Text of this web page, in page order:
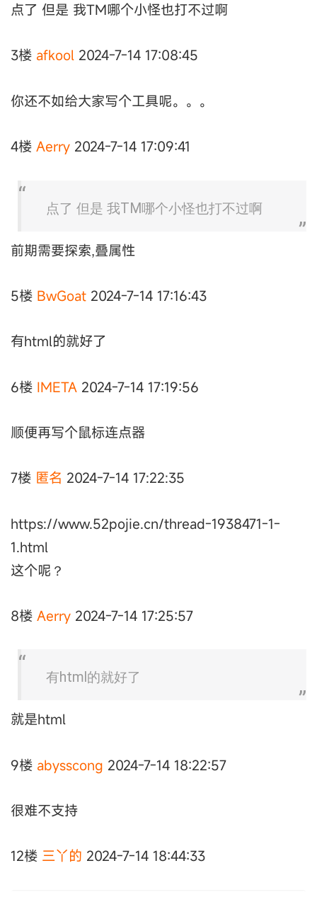
点了 但是 我TM哪个小怪也打不过啊
3楼 afkool 2024-7-14 17:08:45
你还不如给大家写个工具呢。。。
4楼 Aerry 2024-7-14 17:09:41
点了 但是 我TM哪个小怪也打不过啊
前期需要探索,叠属性
5楼 BwGoat 2024-7-14 17:16:43
有html的就好了
6楼 IMETA 2024-7-14 17:19:56
顺便再写个鼠标连点器
7楼 匿名ㅤ 2024-7-14 17:22:35
https://www.52pojie.cn/thread-1938471-1-
1.html
这个呢？
8楼 Aerry 2024-7-14 17:25:57
有html的就好了
就是html
9楼 abysscong 2024-7-14 18:22:57
很难不支持
12楼 三丫的 2024-7-14 18:44:33